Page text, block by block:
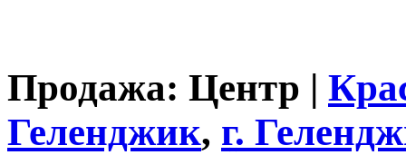
Продажа: Центр |
Геленджик, г.